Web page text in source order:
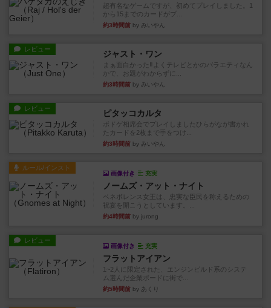
超有名なゲームですが、初めてプレイしました。1
から15までのカードがプ...
約3時間前 by みいやん
レビュー ジャスト・ワン
まぁ面白かった‼️よくテレビとかのバラエティなん
かで、お題がわからずに...
約3時間前 by みいやん
レビュー ピタッコカルタ
ボドゲ相席会でプレイしましたひらがなが書かれ
たカードを2枚まで手をつけ...
約3時間前 by みいやん
ルール/インスト
画像付き 充実
ノームズ・アット・ナイト
ベネボレンス女王は、忠実な臣民を称えるための
祝宴を開こうとしています。...
約4時間前 by jurong
レビュー
画像付き 充実
フラットアイアン
1~2人に限定された、エンジンビルド系のシステ
ム選んだ企業ボードに街で...
約5時間前 by あくり